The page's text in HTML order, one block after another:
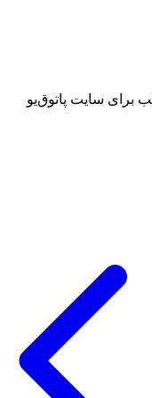
برای سایت پاتوق‌یو